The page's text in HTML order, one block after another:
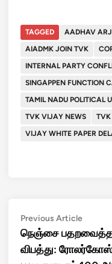
TAGGED
AADHAV
AIADMK JOIN TVK
INTERNAL PARTY
SINGAPPEN FUNCTION
TAMIL NADU POLITICAL
TVK VIJAY NEWS
TVK
VIJAY WHITE PAPER
Post
navigation
Previous ArticlePrevious
article:
நெஞ்சை
விபத்து: